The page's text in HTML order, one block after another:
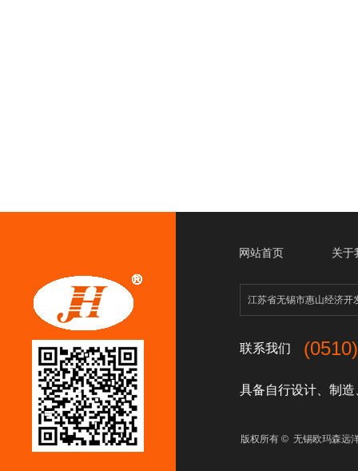
联系我们
版权所有 © 无锡欧玛森
网站首页 关于
具备自行设计、制
江苏省无锡市惠山经济